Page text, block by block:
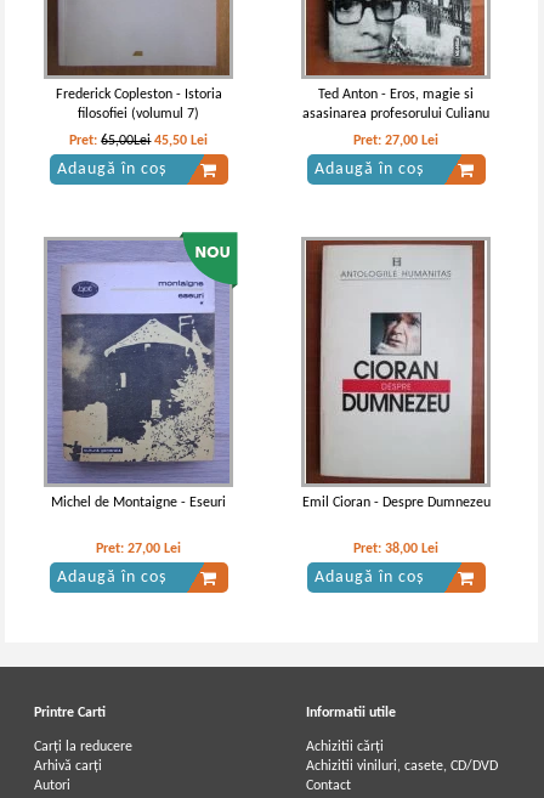
Frederick Copleston - Istoria
filosofiei (volumul 7)
Pret:65,00Lei 45,50 Lei
Adaugă în coș
Ted Anton - Eros, magie si
asasinarea profesorului Culianu
Pret:27,00 Lei
Adaugă în coș
Michel de Montaigne - Eseuri
Pret:27,00 Lei
Adaugă în coș
Emil Cioran - Despre Dumnezeu
Pret:38,00 Lei
Adaugă în coș
Printre Carti
Carți la reducere
Arhivă carți
Autori
Informatii utile
Achizitii cărți
Achizitii viniluri, casete, CD/DVD
Contact